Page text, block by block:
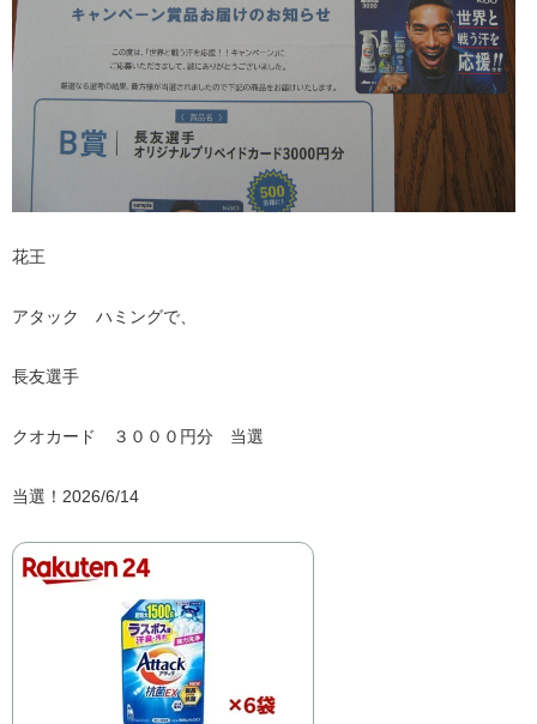
花王
アタック ハミングで、
長友選手
クオカード ３０００円分 当選
当選！2026/6/14